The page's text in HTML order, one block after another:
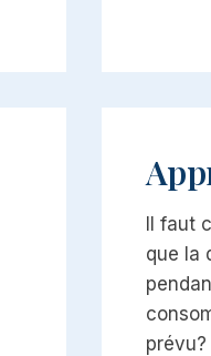
Il faut
que la